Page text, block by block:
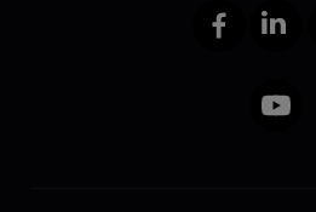
FacebookLinkedIn
YouTube